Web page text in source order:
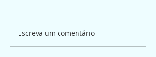
Escreva um comentário